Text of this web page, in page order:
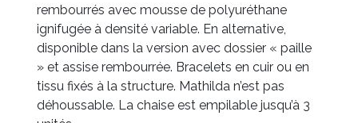
rembourrés avec mousse de polyuréthane
ignifugée à densité variable. En alternative,
disponible dans la version avec dossier « paille
» et assise rembourrée. Bracelets en cuir ou en
tissu fixés à la structure. Mathilda n’est pas
déhoussable. La chaise est empilable jusqu’à 3